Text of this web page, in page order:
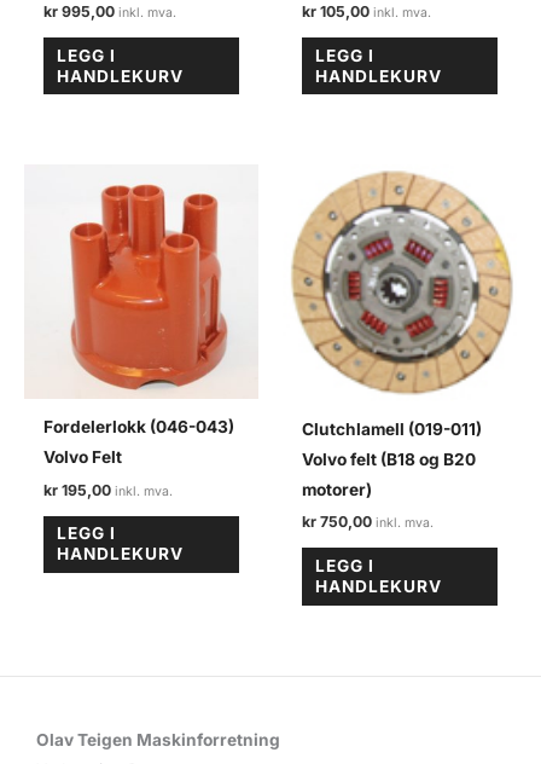
kr 995,00
LEGG I
HANDLEKURV
kr 105,00
LEGG I
HANDLEKURV
Fordelerlokk (046-043)
Volvo Felt
kr 195,00
LEGG I
HANDLEKURV
Clutchlamell (019-011)
Volvo felt (B18 og B20
motorer)
kr 750,00
LEGG I
HANDLEKURV
Olav Teigen Maskinforretning